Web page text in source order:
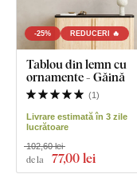
-25% REDUCERI 🔥
Tablou din lemn cu
ornamente - Găină
(1)
Livrare estimată în 3 zile
lucrătoare
de la 77,00 lei
102,60 lei